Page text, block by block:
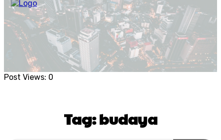
Post Views: 0
Tag:budaya